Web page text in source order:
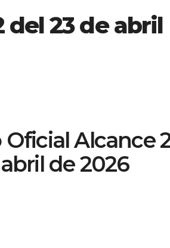
23 de abril
Alcance
de 2026